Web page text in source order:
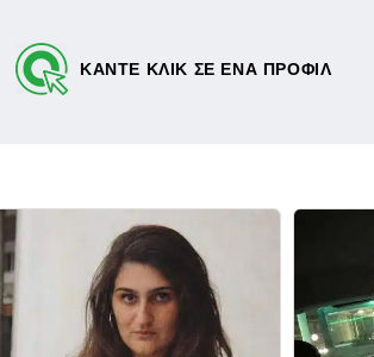
ΚΑΝΤΕ ΚΛΙΚ ΣΕ ΕΝΑ ΠΡΟΦΙΛ